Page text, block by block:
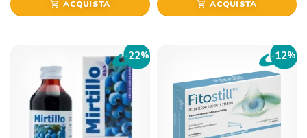
shopping_cart ACQUISTA shopping_cart ACQUISTA
-22% -12%